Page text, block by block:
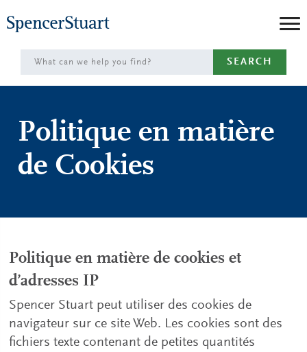
to
Main
Content
SEARCH
Politique en matière
de Cookies
Politique en matière de cookies et
d’adresses IP
Spencer Stuart peut utiliser des cookies de
navigateur sur ce site Web. Les cookies sont des
fichiers texte contenant de petites quantités